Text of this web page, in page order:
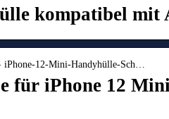
kompatibel
iPhone-12-Mini-Handyhülle-Sch…
für iPhone 12